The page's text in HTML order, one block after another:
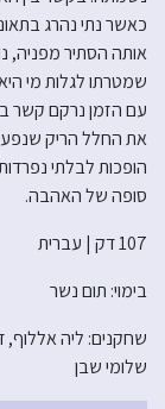
כאשר נתי נהרג
אותה הסתיר מפניה,
שמטרתו לגלות מי
עם הזמן נרקם קשר
את החלל הריק
הופכות לבלתי
סופה של האהבה.
107 דק | עברית
בימוי: תום נשר
שחקנים: ליה אללוף,
שלומי שבן